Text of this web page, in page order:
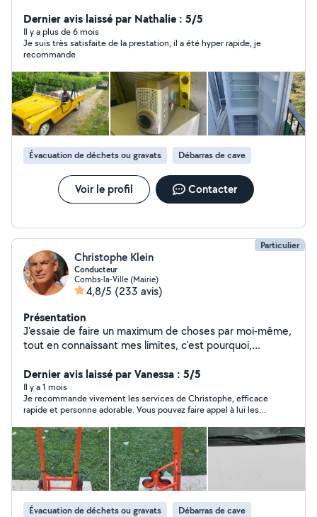
Dernier avis laissé par Nathalie : 5/5
Il y a plus de 6 mois
Je suis très satisfaite de la prestation, il a été hyper rapide, je
recommande
Évacuation de déchets ou gravats Débarras de cave
Voir le profil Contacter
Particulier
Christophe Klein
Conducteur
Combs-la-Ville (Mairie)
4,8/5 (233 avis)
Présentation
J'essaie de faire un maximum de choses par moi-même,
tout en connaissant mes limites, c'est pourquoi,
J'aime rendre service à mes semblables. N'hésitez pas à
me contacter au : 06-75-90-62-41 si vous souhaitez plus
d'informations.
Dernier avis laissé par Vanessa : 5/5
Il y a 1 mois
Je recommande vivement les services de Christophe, efficace
rapide et personne adorable. Vous pouvez faire appel à lui les
Évacuation de déchets ou gravats Débarras de cave